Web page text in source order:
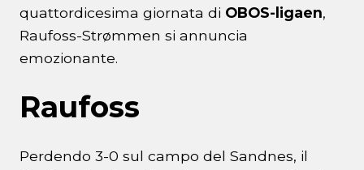
quattordicesima giornata di OBOS-ligaen,
Raufoss-Strømmen si annuncia
emozionante.
Raufoss
Perdendo 3-0 sul campo del Sandnes, il